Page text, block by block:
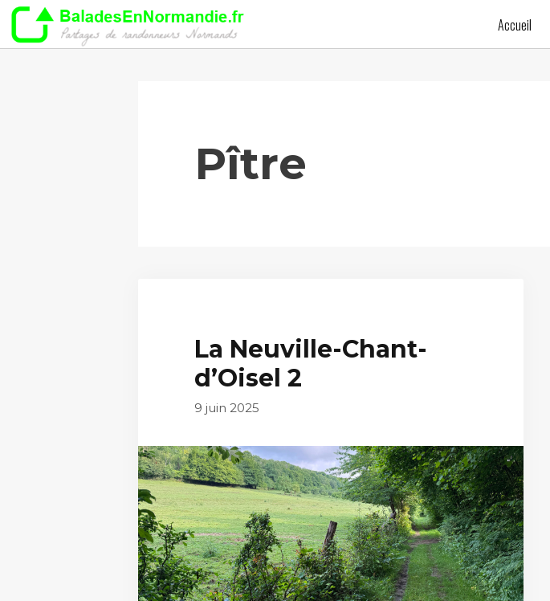
Aller
au
contenu
Accueil
Pître
La Neuville-Chant-
d’Oisel 2
9 juin 2025